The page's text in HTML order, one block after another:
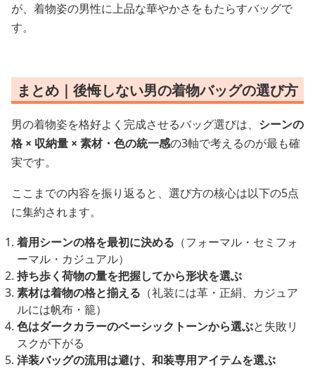
が、着物姿の男性に上品な華やかさをもたらすバッグで
す。
まとめ｜後悔しない男の着物バッグの選び方
男の着物姿を格好よく完成させるバッグ選びは、 シーンの
格 × 収納量 × 素材・色の統一感の3軸で考えるのが最も確
実です。
ここまでの内容を振り返ると、選び方の核心は以下の5点
に集約されます。
着用シーンの格を最初に決める （フォーマル・セミフォ
ーマル・カジュアル）
持ち歩く荷物の量を把握してから形状を選ぶ
素材は着物の格と揃える （礼装には革・正絹、カジュア
ルには帆布・籠）
色はダークカラーのベーシックトーンから選ぶと失敗リ
スクが下がる
洋装バッグの流用は避け、和装専用アイテムを選ぶ